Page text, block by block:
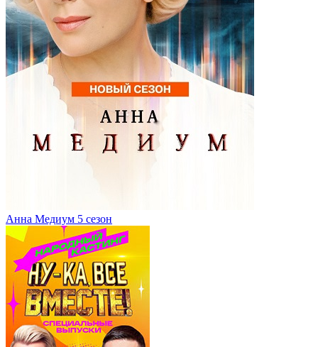
Анна Медиум 5 сезон